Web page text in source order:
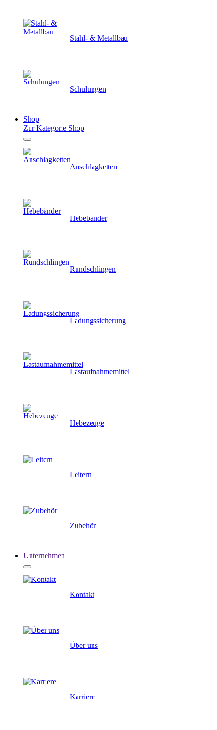
Stahl- & Metallbau
Schulungen
Shop
Zur Kategorie Shop
Anschlagketten
Hebebänder
Rundschlingen
Ladungssicherung
Lastaufnahmemittel
Hebezeuge
Leitern
Zubehör
Unternehmen
Kontakt
Über uns
Karriere